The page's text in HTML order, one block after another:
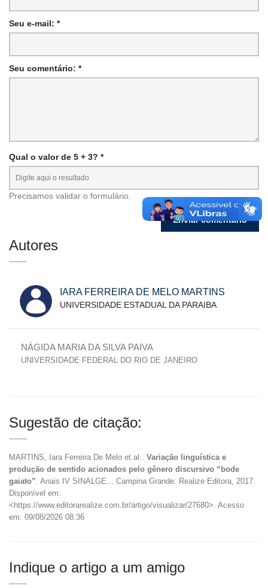
Seu e-mail: *
Seu comentário: *
Qual o valor de 5 + 3? *
Precisamos validar o formulário.
Autores
IARA FERREIRA DE MELO MARTINS
UNIVERSIDADE ESTADUAL DA PARAIBA
NÁGIDA MARIA DA SILVA PAIVA
UNIVERSIDADE FEDERAL DO RIO DE JANEIRO
Sugestão de citação:
MARTINS, Iara Ferreira De Melo et al.. Variação linguística e
produção de sentido acionados pelo gênero discursivo “bode
gaiato” . Anais IV SINALGE... Campina Grande: Realize Editora, 2017.
Disponível em:
<https://www.editorarealize.com.br/artigo/visualizar/27680>. Acesso
em: 09/08/2026 08:36
Indique o artigo a um amigo